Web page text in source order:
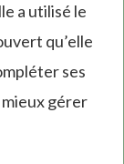
a utilisé le
qu’elle
ses
gérer